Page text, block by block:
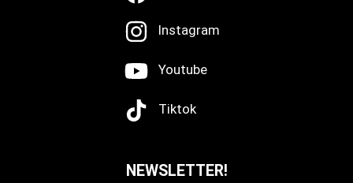
Instagram
Youtube
Tiktok
NEWSLETTER!